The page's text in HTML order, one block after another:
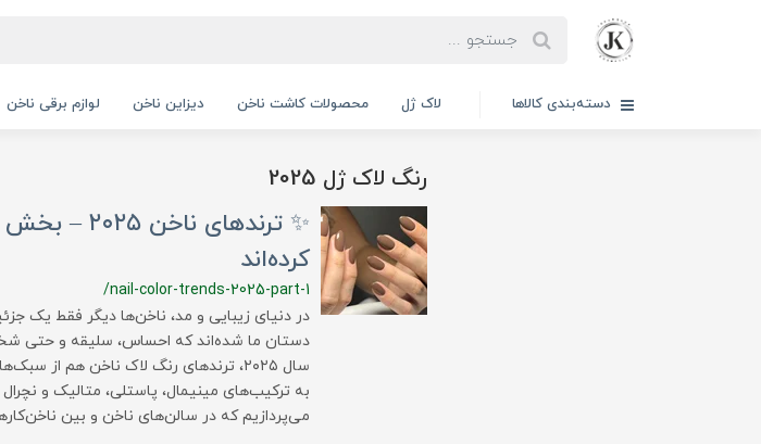
دسته‌بندی کالاها لاک ژل محصولات کاشت ناخن دیزاین ناخن لوازم برقی ناخن
رنگ لاک ژل 2025
✨ ترندهای
کرده‌اند
/nail-color-trends-2025-part-1
در دنیای زیبایی و مد، ناخن‌ها دیگر فقط یک
دستان ما شده‌اند که احساس، سلیقه و حتی
سال ۲۰۲۵، ترندهای رنگ لاک ناخن هم
به ترکیب‌های مینیمال، پاستلی، متالیک و
می‌پردازیم که در سالن‌های ناخن و بین